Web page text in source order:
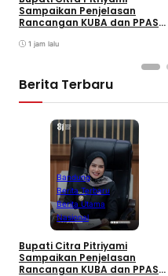
Sampaikan Penjelasan
Rancangan KUBA dan PPASP
1 jam lalu
Berita Terbaru
Bandung
Berita Terbaru
Berita Utama
Nasional
Bupati Citra Pitriyami
Sampaikan Penjelasan
Rancangan KUBA dan PPASP